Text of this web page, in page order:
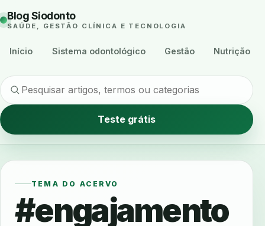
Blog Siodonto
SAÚDE, GESTÃO CLÍNICA E TECNOLOGIA
Início Sistema odontológico Gestão Nutrição
Teste grátis
TEMA DO ACERVO
#engajamento